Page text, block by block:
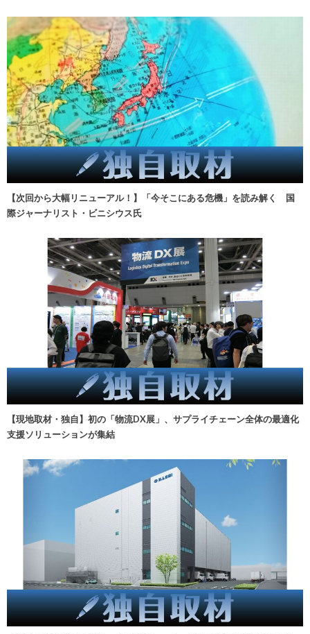
【次回から大幅リニューアル！】「今そこにある危機」を読み解く 国
際ジャーナリスト・ビニシウス氏
【現地取材・独自】初の「物流DX展」、サプライチェーン全体の最適化
支援ソリューションが集結